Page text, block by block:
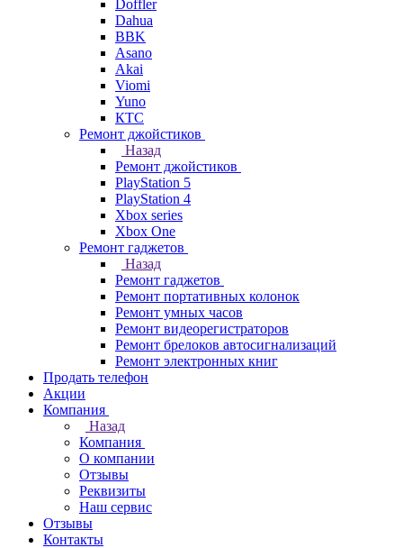
Doffler
Dahua
BBK
Asano
Akai
Viomi
Yuno
КТС
Ремонт джойстиков
Назад
Ремонт джойстиков
PlayStation 5
PlayStation 4
Xbox series
Xbox One
Ремонт гаджетов
Назад
Ремонт гаджетов
Ремонт портативных колонок
Ремонт умных часов
Ремонт видеорегистраторов
Ремонт брелоков автосигнализаций
Ремонт электронных книг
Продать телефон
Акции
Компания
Назад
Компания
О компании
Отзывы
Реквизиты
Наш сервис
Отзывы
Контакты